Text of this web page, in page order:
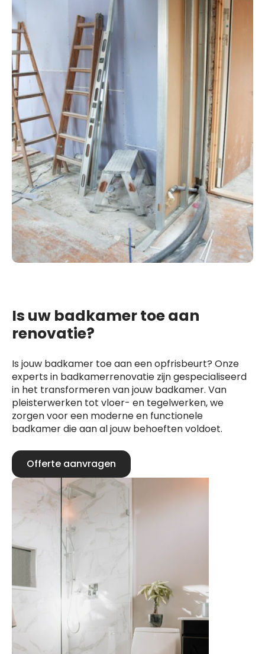
Is uw badkamer toe aan
renovatie?
Is jouw badkamer toe aan een opfrisbeurt? Onze
experts in badkamerrenovatie zijn gespecialiseerd
in het transformeren van jouw badkamer. Van
pleisterwerken tot vloer- en tegelwerken, we
zorgen voor een moderne en functionele
badkamer die aan al jouw behoeften voldoet.
Offerte aanvragen